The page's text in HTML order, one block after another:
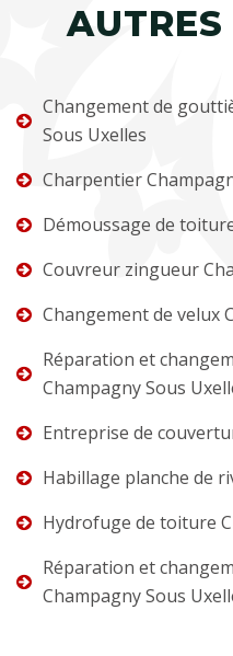
AUTRES
Changement de
Sous Uxelles
Charpentier
Démoussage de
Couvreur zingueur
Changement de velux
Réparation et
Champagny Sous
Entreprise de
Habillage planche de
Hydrofuge de toiture
Réparation et
Champagny Sous